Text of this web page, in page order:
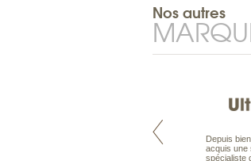
Nos autres
Pacifique à la carte est le spécialiste
Depuis
acquis une
spécialiste